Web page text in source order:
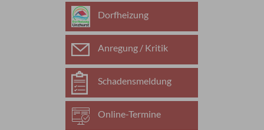
Dorfheizung
Anregung / Kritik
Schadensmeldung
Online-Termine